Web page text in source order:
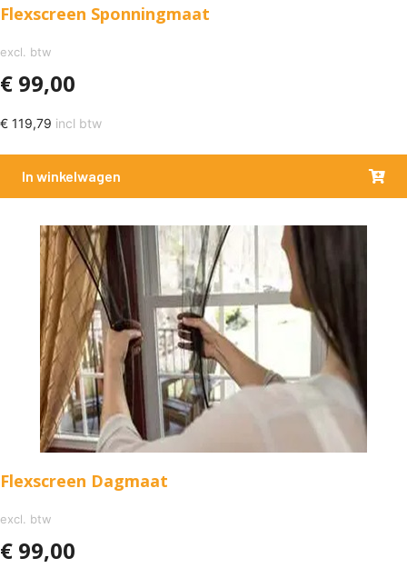
Flexscreen Sponningmaat
excl. btw
€ 99,00
€ 119,79 incl btw
In winkelwagen
Flexscreen Dagmaat
excl. btw
€ 99,00